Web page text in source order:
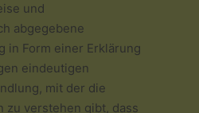
und
abgegebene
in Form einer Erklärung
eindeutigen
mit der die
zu verstehen gibt, dass